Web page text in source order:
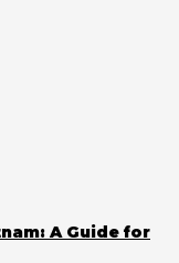
A Guide for